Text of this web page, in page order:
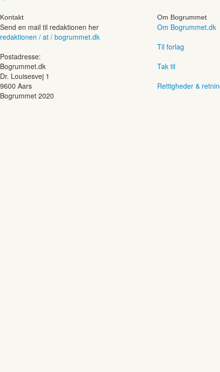
Kontakt
Send en mail til redaktionen her
redaktionen / at / bogrummet.dk
Postadresse:
Bogrummet.dk
Dr. Louisesvej 1
9600 Aars
Om Bogrummet
Om Bogrummet.dk
Til forlag
Tak til
Rettigheder &
Bogrummet 2020